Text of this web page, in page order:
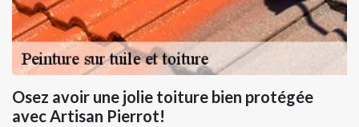
Osez avoir une jolie toiture bien protégée
avec Artisan Pierrot!